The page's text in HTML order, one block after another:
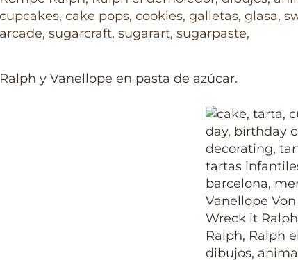
Ralph y Vanellope en pasta de azúcar.